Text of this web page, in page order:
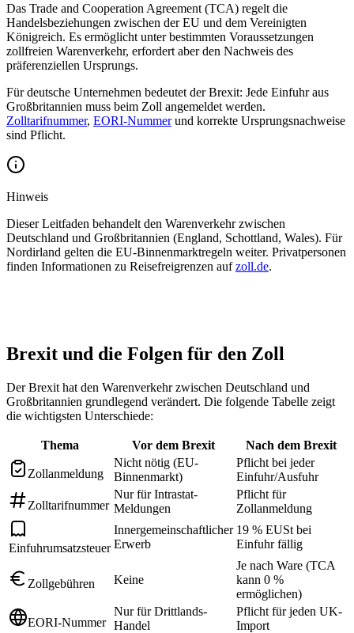
Das Trade and Cooperation Agreement (TCA) regelt die
Handelsbeziehungen zwischen der EU und dem Vereinigten
Königreich. Es ermöglicht unter bestimmten Voraussetzungen
zollfreien Warenverkehr, erfordert aber den Nachweis des
präferenziellen Ursprungs.
Für deutsche Unternehmen bedeutet der Brexit: Jede Einfuhr aus
Großbritannien muss beim Zoll angemeldet werden.
Zolltarifnummer, EORI-Nummerund korrekte Ursprungsnachweise
sind Pflicht.
Hinweis
Dieser Leitfaden behandelt den Warenverkehr zwischen
Deutschland und Großbritannien (England, Schottland, Wales). Für
Nordirland gelten die EU-Binnenmarktregeln weiter. Privatpersonen
finden Informationen zu Reisefreigrenzen auf zoll.de.
Brexit und die Folgen für den Zoll
Der Brexit hat den Warenverkehr zwischen Deutschland und
Großbritannien grundlegend verändert. Die folgende Tabelle zeigt
die wichtigsten Unterschiede:
Thema Vor dem Brexit Nach dem Brexit
Zollanmeldung
Nicht nötig (EU-
Binnenmarkt)
Pflicht bei jeder
Einfuhr/Ausfuhr
Zolltarifnummer
Nur für Intrastat-
Meldungen
Pflicht für
Zollanmeldung
Einfuhrumsatzsteuer
Innergemeinschaftlicher
Erwerb
19 % EUSt bei
Einfuhr fällig
Zollgebühren Keine
Je nach Ware (TCA
kann 0 %
ermöglichen)
EORI-Nummer
Nur für Drittlands-
Handel
Pflicht für jeden UK-
Import